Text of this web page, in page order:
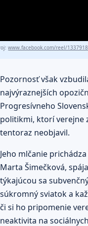
www.facebook.com/reel/
Pozornosť však
najvýraznejších
Progresívneho
politikmi, ktorí verejne
tentoraz neobjavil.
Jeho mlčanie
Marta Šimečková,
týkajúcou sa
súkromný sviatok a
či si ho pripomenie
neaktivita na